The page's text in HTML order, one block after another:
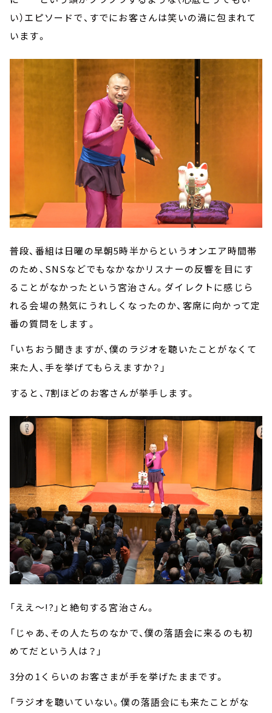
い）エピソードで、すでにお客さんは笑いの渦に包まれて
います。
普段、番組は日曜の早朝5時半からというオンエア時間帯
のため、SNSなどでもなかなかリスナーの反響を目にす
ることがなかったという宮治さん。ダイレクトに感じら
れる会場の熱気にうれしくなったのか、客席に向かって定
番の質問をします――。
「いちおう聞きますが、僕のラジオを聴いたことがなくて
来た人、手を挙げてもらえますか？」
すると、7割ほどのお客さんが挙手します。
「ええ～!?」と絶句する宮治さん。
「じゃあ、その人たちのなかで、僕の落語会に来るのも初
めてだという人は？」
3分の1くらいのお客さまが手を挙げたままです。
「ラジオを聴いていない。僕の落語会にも来たことがな